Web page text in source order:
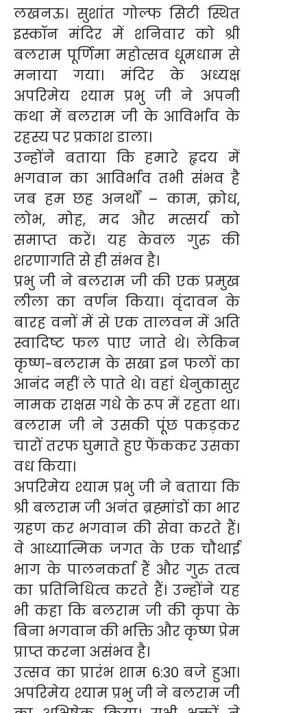
लखनऊ। सुशांत गोल्फ सिटी स्थित
इस्कॉन मंदिर में शनिवार को श्री
बलराम पूर्णिमा महोत्सव धूमधाम से
मनाया गया। मंदिर के अध्यक्ष
अपरिमेय श्याम प्रभु जी ने अपनी
कथा में बलराम जी के आविर्भाव के
रहस्य पर प्रकाश डाला।
उन्होंने बताया कि हमारे हृदय में
भगवान का आविर्भाव तभी संभव है
जब हम छह अनर्थों – काम, क्रोध,
लोभ, मोह, मद और मत्सर्य को
समाप्त करें। यह केवल गुरु की
शरणागति से ही संभव है।
प्रभु जी ने बलराम जी की एक प्रमुख
लीला का वर्णन किया। वृंदावन के
बारह वनों में से एक तालवन में अति
स्वादिष्ट फल पाए जाते थे। लेकिन
कृष्ण-बलराम के सखा इन फलों का
आनंद नहीं ले पाते थे। वहां धेनुकासुर
नामक राक्षस गधे के रूप में रहता था।
बलराम जी ने उसकी पूंछ पकड़कर
चारों तरफ घुमाते हुए फेंककर उसका
वध किया।
अपरिमेय श्याम प्रभु जी ने बताया कि
श्री बलराम जी अनंत ब्रह्मांडों का भार
ग्रहण कर भगवान की सेवा करते हैं।
वे आध्यात्मिक जगत के एक चौथाई
भाग के पालनकर्ता हैं और गुरु तत्व
का प्रतिनिधित्व करते हैं। उन्होंने यह
भी कहा कि बलराम जी की कृपा के
बिना भगवान की भक्ति और कृष्ण प्रेम
प्राप्त करना असंभव है।
उत्सव का प्रारंभ शाम 6:30 बजे हुआ।
अपरिमेय श्याम प्रभु जी ने बलराम जी